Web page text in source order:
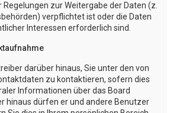
zur Weitergabe der Daten (z.
verpflichtet ist oder die Daten
Interessen erforderlich sind.
darüber hinaus, Sie unter den von
zu kontaktieren, sofern dies
Informationen über das Board
hinaus dürfen er und andere Benutzer